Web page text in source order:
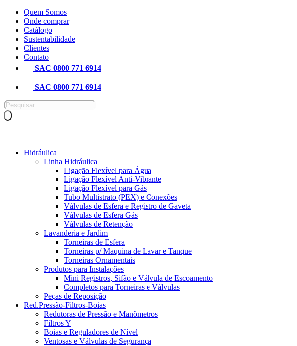
Pular
para
conteúdo
Quem Somos
Onde comprar
Catálogo
Sustentabilidade
Clientes
Contato
SAC 0800 771 6914
SAC 0800 771 6914
Pesquisar
produtos
Hidráulica
Linha Hidráulica
Ligação Flexível para Água
Ligação Flexível Anti-Vibrante
Ligação Flexível para Gás
Tubo Multistrato (PEX) e Conexões
Válvulas de Esfera e Registro de Gaveta
Válvulas de Esfera Gás
Válvulas de Retenção
Lavanderia e Jardim
Torneiras de Esfera
Torneiras p/ Maquina de Lavar e Tanque
Torneiras Ornamentais
Produtos para Instalações
Mini Registros, Sifão e Válvula de Escoamento
Completos para Torneiras e Válvulas
Peças de Reposição
Red.Pressão-Filtros-Boias
Redutoras de Pressão e Manômetros
Filtros Y
Boias e Reguladores de Nível
Ventosas e Válvulas de Segurança